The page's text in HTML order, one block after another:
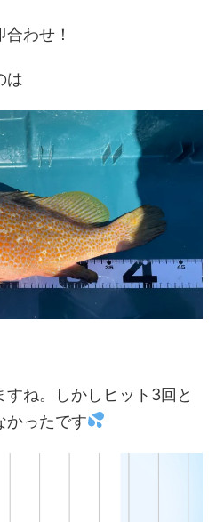
わせ！
は
ね。しかしヒット3回と
かったです